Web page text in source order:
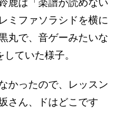
鹿は「楽譜が読めない
ミファソラシドを横に
丸で、音ゲーみたいな
ていた様子。
かったので、レッスン
さん、ドはどこです